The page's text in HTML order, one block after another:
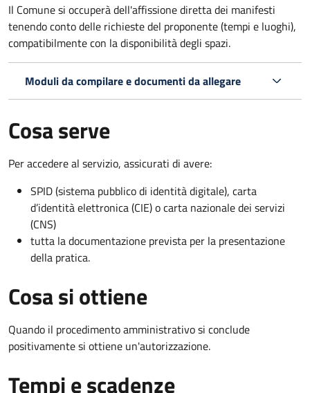
Il Comune si occuperà dell'affissione diretta dei manifesti
tenendo conto delle richieste del proponente (tempi e luoghi),
compatibilmente con la disponibilità degli spazi.
Moduli da compilare e documenti da allegare
Cosa serve
Per accedere al servizio, assicurati di avere:
SPID (sistema pubblico di identità digitale), carta
d’identità elettronica (CIE) o carta nazionale dei servizi
(CNS)
tutta la documentazione prevista per la presentazione
della pratica.
Cosa si ottiene
Quando il procedimento amministrativo si conclude
positivamente si ottiene un'autorizzazione.
Tempi e scadenze